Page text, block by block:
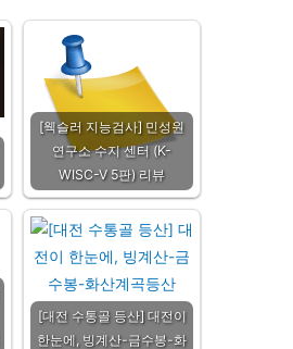
[웩슬러 지능검사] 민성원
연구소 수지 센터 (K-
WISC-V 5판) 리뷰
[대전 수통골 등산] 대전이
한눈에, 빙계산-금수봉-화